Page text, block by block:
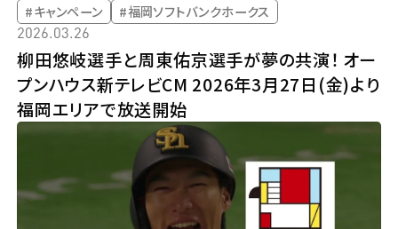
#細谷選手 #JLOC
#キャンペーン #福岡ソフトバンクホークス
2026.03.26
柳田悠岐選手と周東佑京選手が夢の共演！ オー
プンハウス新テレビCM 2026年3月27日(金)より
福岡エリアで放送開始